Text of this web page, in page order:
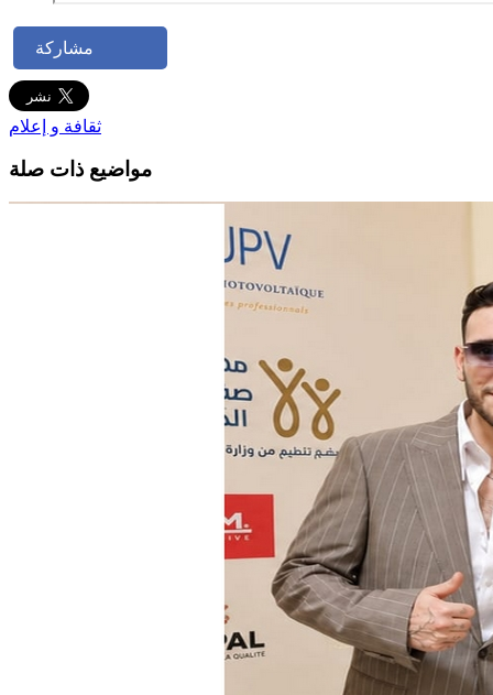
مشاركة
ثقافة و إعلام
مواضيع ذات صلة